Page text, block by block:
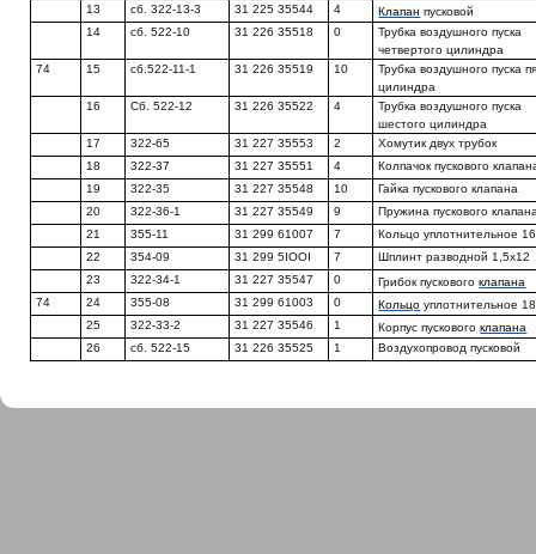
13
сб. 322-13-3 31 225 35544 4 Клапан пусковой
14
сб. 522-10 31 226 35518 0
Трубка воздушного пуска
четвертого цилиндра
74
15 сб.522-11-1 31 226 35519 10
Трубка воздушного пуска
цилиндра
16
Сб. 522-12 31 226 35522 4
Трубка воздушного пуска
шестого цилиндра
17
322-65 31 227 35553 2
Хомутик двух трубок
18
322-37 31 227 35551 4
Колпачок пускового
19
322-35 31 227 35548 10
Гайка пускового клапана
20
322-36-1 31 227 35549 9
Пружина пускового
21
355-11 31 299 61007 7
Кольцо уплотнительное
22
354-09 31 299 5IOOI 7
Шплинт разводной 1,5x12
23
322-34-1 31 227 35547 0 Грибок пускового клапана
74
24 355-08 31 299 61003 0 Кольцо уплотнительное
25
322-33-2 31 227 35546 1 Корпус пускового клапана
26
сб. 522-15 31 226 35525 1 Воздухопровод пусковой